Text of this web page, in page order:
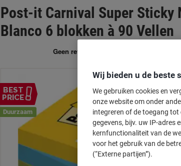
Post-it Carnival Super Sticky
Blanco 6 blokken à 90 Vellen
BEST
PRICE
Duurzaam
Wij bieden u de beste
We gebruiken cookies en
onze website om onder
integreren of de toegang tot
gegevens, bijv. uw IP-adres
kernfunctionaliteit van de
voor het gebruik van de
(“Externe partijen”).